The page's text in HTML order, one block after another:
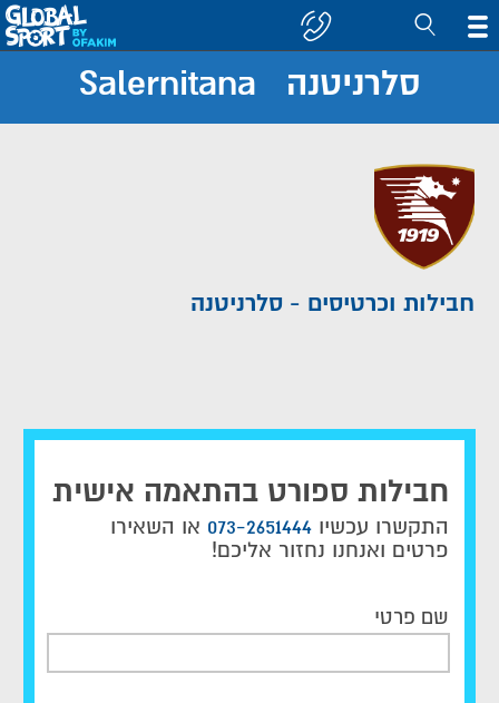
חפש
קבוצה/יעד
סלרניטנה Salernitana
חבילות וכרטיסים - סלרניטנה
חבילות ספורט בהתאמה אישית
התקשרו עכשיו 073-2651444 או השאירו
פרטים ואנחנו נחזור אליכם!
שם פרטי